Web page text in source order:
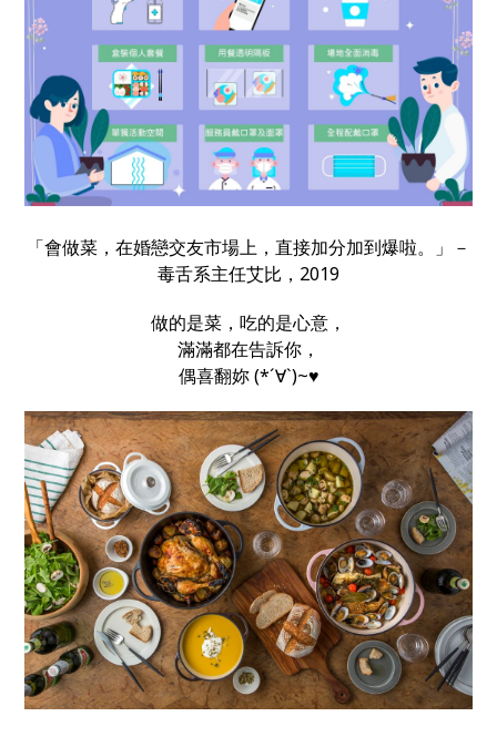
「會做菜，在婚戀交友市場上，直接加分加到爆啦。」－
毒舌系主任艾比，2019
做的是菜，吃的是心意，
滿滿都在告訴你，
偶喜翻妳 (*´∀`)~♥